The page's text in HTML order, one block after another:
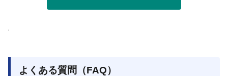
よくある質問（FAQ）